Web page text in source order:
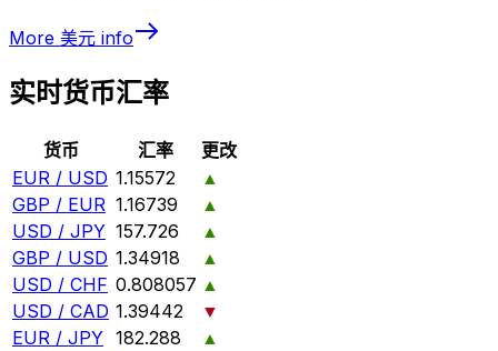
More 美元 info
实时货币汇率
货币 汇率
更改
EUR / USD 1.15572
▲
GBP / EUR 1.16739
▲
USD / JPY 157.726
▲
GBP / USD 1.34918
▲
USD / CHF 0.808057 ▲
USD / CAD 1.39442
▼
EUR / JPY 182.288
▲